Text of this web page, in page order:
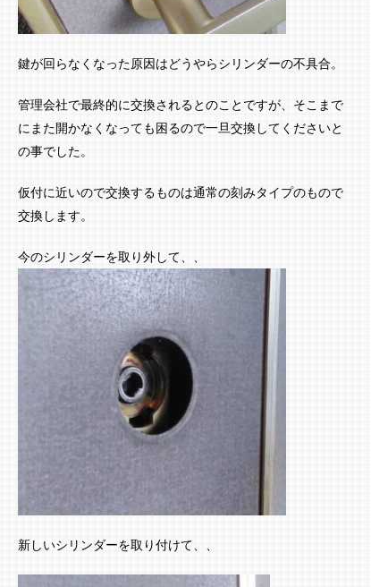
鍵が回らなくなった原因はどうやらシリンダーの不具合。
管理会社で最終的に交換されるとのことですが、そこまで
にまた開かなくなっても困るので一旦交換してくださいと
の事でした。
仮付に近いので交換するものは通常の刻みタイプのもので
交換します。
今のシリンダーを取り外して、、
新しいシリンダーを取り付けて、、